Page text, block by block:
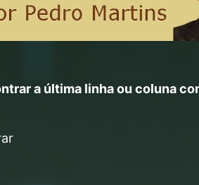
a última linha ou coluna